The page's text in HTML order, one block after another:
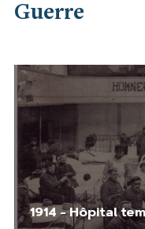
Guerre
1914 - Hôpital